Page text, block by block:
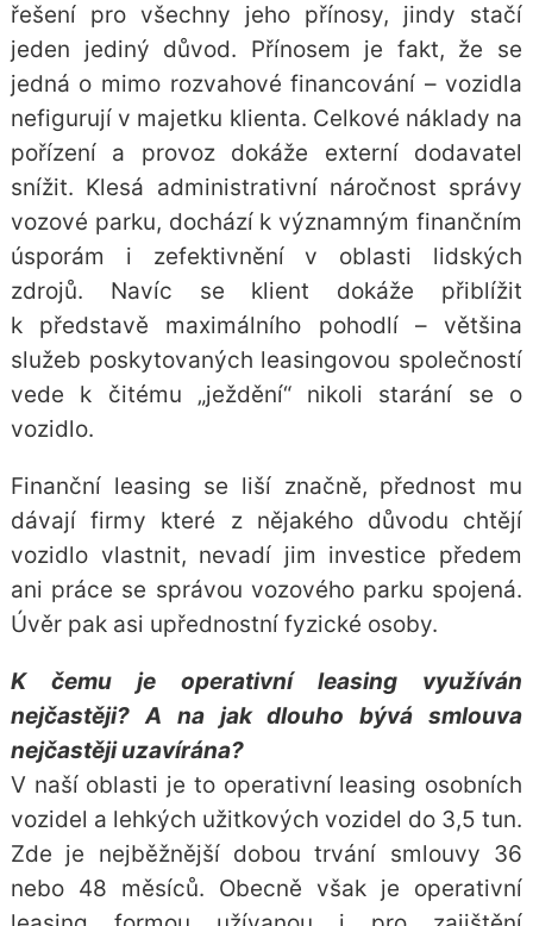
řešení pro všechny jeho přínosy, jindy stačí
jeden jediný důvod. Přínosem je fakt, že se
jedná o mimo rozvahové financování – vozidla
nefigurují v majetku klienta. Celkové náklady na
pořízení a provoz dokáže externí dodavatel
snížit. Klesá administrativní náročnost správy
vozové parku, dochází k významným finančním
úsporám i zefektivnění v oblasti lidských
zdrojů. Navíc se klient dokáže přiblížit
k představě maximálního pohodlí – většina
služeb poskytovaných leasingovou společností
vede k čitému „ježdění“ nikoli starání se o
vozidlo.
Finanční leasing se liší značně, přednost mu
dávají firmy které z nějakého důvodu chtějí
vozidlo vlastnit, nevadí jim investice předem
ani práce se správou vozového parku spojená.
Úvěr pak asi upřednostní fyzické osoby.
K čemu je operativní leasing využíván
nejčastěji? A na jak dlouho bývá smlouva
nejčastěji uzavírána?
V naší oblasti je to operativní leasing osobních
vozidel a lehkých užitkových vozidel do 3,5 tun.
Zde je nejběžnější dobou trvání smlouvy 36
nebo 48 měsíců. Obecně však je operativní